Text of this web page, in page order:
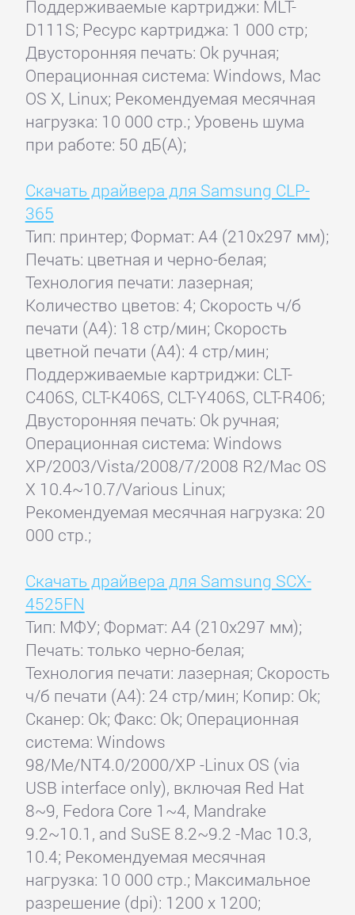
Поддерживаемые картриджи: MLT-
D111S; Ресурс картриджа: 1 000 стр;
Двусторонняя печать: Ok ручная;
Операционная система: Windows, Mac
OS X, Linux; Рекомендуемая месячная
нагрузка: 10 000 стр.; Уровень шума
при работе: 50 дБ(А);
Скачать драйвера для Samsung CLP-
365
Тип: принтер; Формат: A4 (210x297 мм);
Печать: цветная и черно-белая;
Технология печати: лазерная;
Количество цветов: 4; Скорость ч/б
печати (А4): 18 стр/мин; Скорость
цветной печати (А4): 4 стр/мин;
Поддерживаемые картриджи: CLT-
C406S, CLT-K406S, CLT-Y406S, CLT-R406;
Двусторонняя печать: Ok ручная;
Операционная система: Windows
XP/2003/Vista/2008/7/2008 R2/Mac OS
X 10.4~10.7/Various Linux;
Рекомендуемая месячная нагрузка: 20
000 стр.;
Скачать драйвера для Samsung SCX-
4525FN
Тип: МФУ; Формат: A4 (210x297 мм);
Печать: только черно-белая;
Технология печати: лазерная; Скорость
ч/б печати (А4): 24 стр/мин; Копир: Ok;
Сканер: Ok; Факс: Ok; Операционная
система: Windows
98/Me/NT4.0/2000/XP -Linux OS (via
USB interface only), включая Red Hat
8~9, Fedora Core 1~4, Mandrake
9.2~10.1, and SuSE 8.2~9.2 -Mac 10.3,
10.4; Рекомендуемая месячная
нагрузка: 10 000 стр.; Максимальное
разрешение (dpi): 1200 x 1200;